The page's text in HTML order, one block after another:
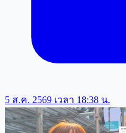
5 ส.ค. 2569 เวลา 18:38 น.